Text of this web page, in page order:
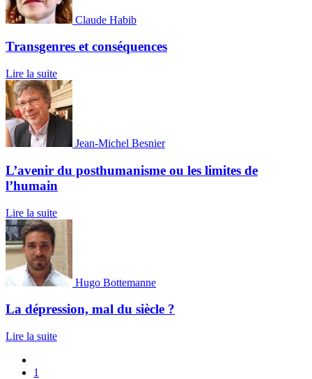
Claude Habib
Transgenres et conséquences
Lire la suite
Jean-Michel Besnier
L’avenir du posthumanisme ou les limites de
l’humain
Lire la suite
Hugo Bottemanne
La dépression, mal du siècle ?
Lire la suite
1